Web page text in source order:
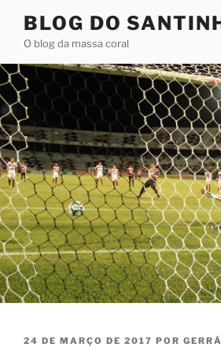
conteúdo
BLOG DO
O blog da massa coral
PUBLICADO
24 DE MARÇO DE 2017 POR